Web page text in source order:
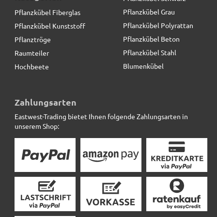
59,00 € *
Pflanzkübel Fiberglas
Pflanzkübel Kunststoff
Pflanztröge
Raumteiler
Hochbeete
Pflanzkübel Grau
Pflanzkübel Polyrattan
Pflanzkübel Beton
Pflanzkübel Stahl
Blumenkübel
Zahlungsarten
Eastwest-Trading bietet Ihnen folgende Zahlungsarten in
unserem Shop: